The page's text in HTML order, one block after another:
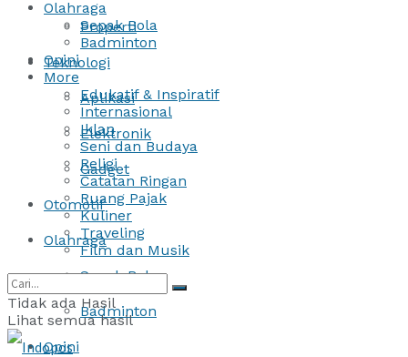
Properti
Teknologi
Aplikasi
Elektronik
Gadget
Otomotif
Olahraga
Sepak Bola
Badminton
Opini
Olahraga
Sepak Bola
Badminton
Opini
More
Edukatif & Inspiratif
Internasional
Iklan
Seni dan Budaya
Religi
Catatan Ringan
Ruang Pajak
Kuliner
Traveling
Film dan Musik
Tidak ada Hasil
Lihat semua hasil